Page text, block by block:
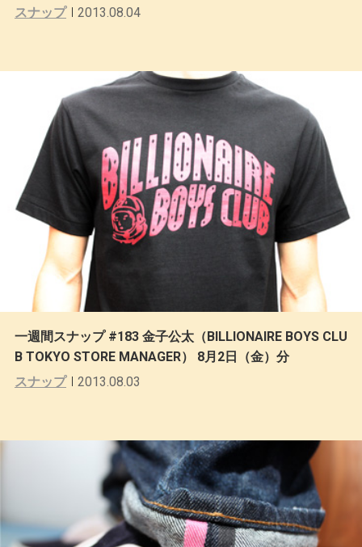
スナップ
2013.08.04
一週間スナップ #183 金子公太（BILLIONAIRE BOYS CLU
B TOKYO STORE MANAGER） 8月2日（金）分
スナップ
2013.08.03